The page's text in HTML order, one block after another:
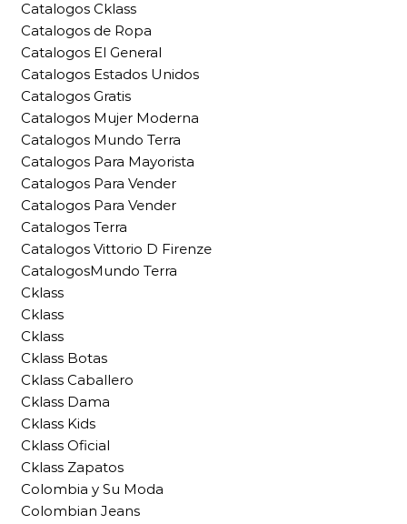
Catalogos Cklass
Catalogos de Ropa
Catalogos El General
Catalogos Estados Unidos
Catalogos Gratis
Catalogos Mujer Moderna
Catalogos Mundo Terra
Catalogos Para Mayorista
Catalogos Para Vender
Catalogos Para Vender
Catalogos Terra
Catalogos Vittorio D Firenze
CatalogosMundo Terra
Cklass
Cklass
Cklass
Cklass Botas
Cklass Caballero
Cklass Dama
Cklass Kids
Cklass Oficial
Cklass Zapatos
Colombia y Su Moda
Colombian Jeans